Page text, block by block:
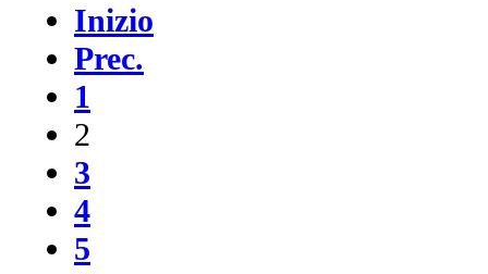
Inizio
Prec.
1
2
3
4
5